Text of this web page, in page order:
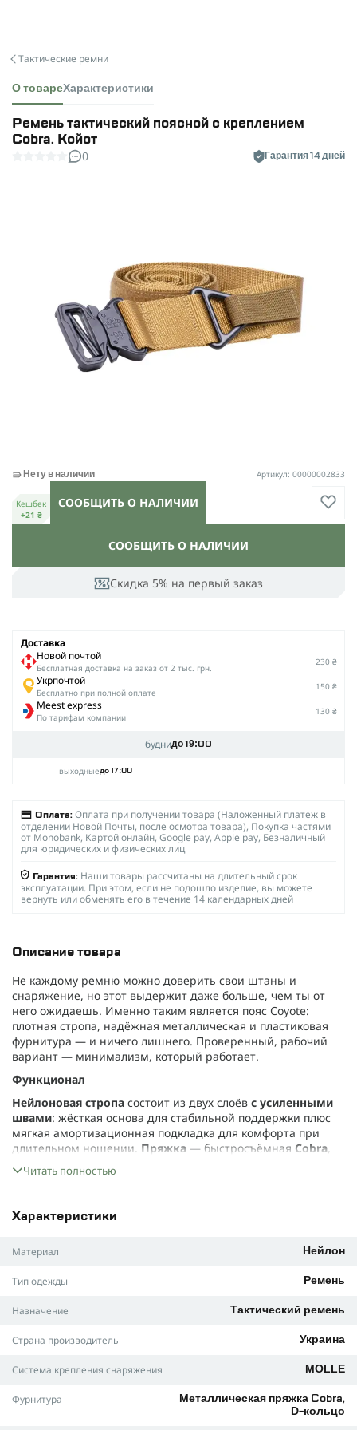
Тактические ремни
О товареХарактеристики
Ремень тактический поясной с креплением
Cobra. Койот
0 Гарантия 14 дней
Скидка 5% на первый заказ
СООБЩИТЬ О НАЛИЧИИ
Нету в наличии Артикул: 00000002833
Кешбек
+21 ₴
СООБЩИТЬ О НАЛИЧИИ
Доставка
Новой почтой
Беcплатная доставка на заказ от 2 тыс. грн.
230 ₴
Укрпочтой
Бесплатно при полной оплате
150 ₴
Meest express
По тарифам компании
130 ₴
буднидо 19:00
выходныедо 17:00
Оплата: Оплата при получении товара (Наложенный платеж в
отделении Новой Почты, после осмотра товара), Покупка частями
от Monobank, Картой онлайн, Google pay, Apple pay, Безналичный
для юридических и физических лиц
Гарантия: Наши товары рассчитаны на длительный срок
эксплуатации. При этом, если не подошло изделие, вы можете
вернуть или обменять его в течение 14 календарных дней
Описание товара
Не каждому ремню можно доверить свои штаны и
снаряжение, но этот выдержит даже больше, чем ты от
него ожидаешь. Именно таким является пояс Coyote:
плотная стропа, надёжная металлическая и пластиковая
фурнитура — и ничего лишнего. Проверенный, рабочий
вариант — минимализм, который работает.
Функционал
Нейлоновая стропа состоит из двух слоёв с усиленными
швами: жёсткая основа для стабильной поддержки плюс
мягкая амортизационная подкладка для комфорта при
длительном ношении. Пряжка — быстросъёмная Cobra,
выполненная из металла. Держит надёжно, работает
безотказно даже в перчатках.
D-кольцо
разных нужных мелочей.
Идеально подходит для тех, кому нужен простой и рабочий
пояс: военные на полигоне, водители в дороге, волонтёры,
туристы или те, кто ценит комфорт. Здесь он просто делает
положено быть.
износостойкий, устойчивый к растяжению.
• Пряжка и D-кольцо — металлические, лёгкие и надёжные.
Читать полностью
Характеристики
Материал Нейлон
Тип одежды Ремень
Назначение Тактический ремень
Страна производитель Украина
Система крепления снаряжения MOLLE
Фурнитура
Металлическая пряжка Cobra,
D-кольцо